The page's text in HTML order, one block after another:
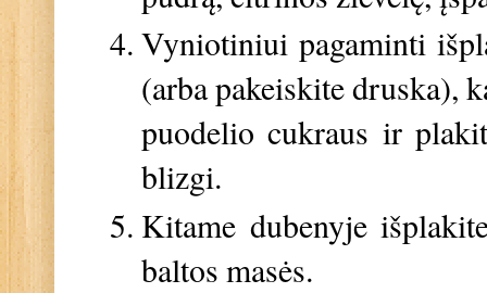
Vyniotiniui pagaminti
(arba pakeiskite druska),
puodelio cukraus ir
blizgi.
Kitame dubenyje
baltos masės.